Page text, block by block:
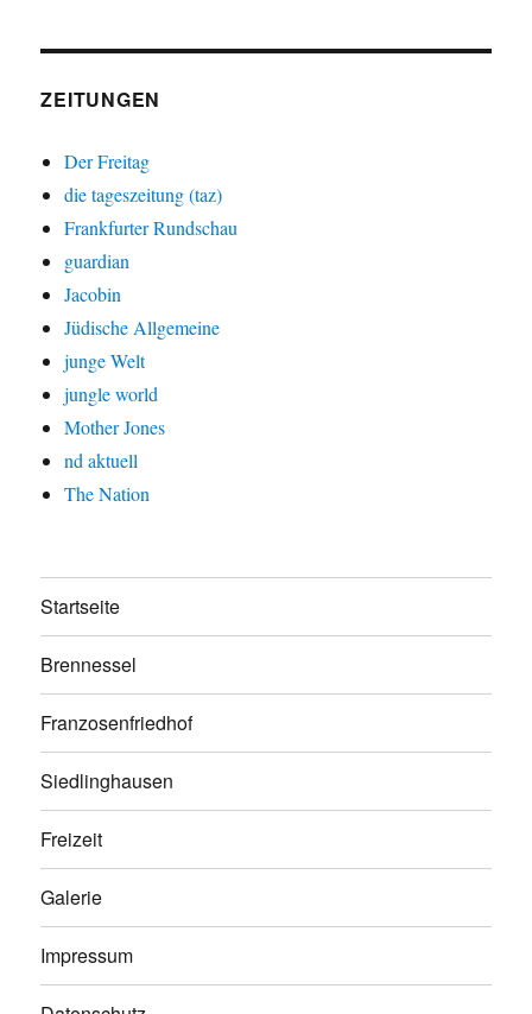
ZEITUNGEN
Der Freitag
die tageszeitung (taz)
Frankfurter Rundschau
guardian
Jacobin
Jüdische Allgemeine
junge Welt
jungle world
Mother Jones
nd aktuell
The Nation
Startseite
Brennessel
Franzosenfriedhof
Siedlinghausen
Freizeit
Galerie
Impressum